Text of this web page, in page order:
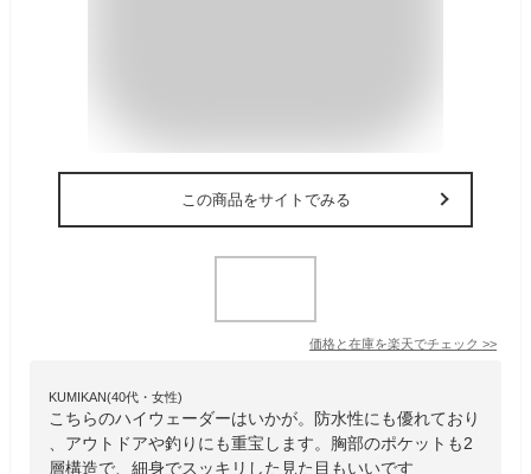
この商品をサイトでみる
価格と在庫を楽天でチェック >>
KUMIKAN(40代・女性)
こちらのハイウェーダーはいかが。防水性にも優れており
、アウトドアや釣りにも重宝します。胸部のポケットも2
層構造で、細身でスッキリした見た目もいいです